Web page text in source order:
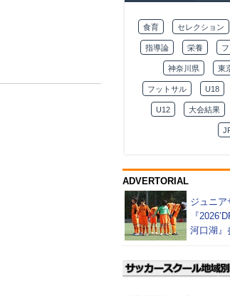
食育 セレクション
指導論 栄養
神奈川県 東
フットサル U18
U12 大会結果
ADVERTORIAL
ジュニア
『
河口湖』